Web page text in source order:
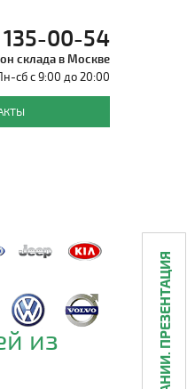
00-54
склада в Москве
сб с 9:00 до 20:00
из
О КОМПАНИИ. ПРЕЗЕНТАЦИЯ